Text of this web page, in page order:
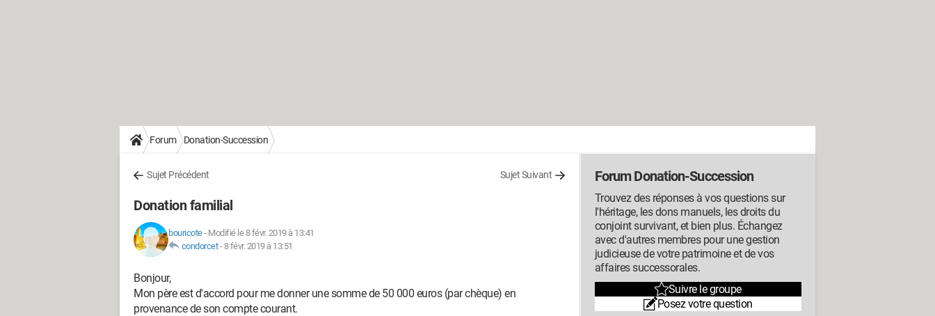
Forum Donation-Succession
Sujet Précédent Sujet Suivant
Donation familial
bouricote- Modifié le 8 févr. 2019 à 13:41
condorcet-8 févr. 2019 à 13:51
Bonjour,
Mon père est d'accord pour me donner une somme de 50 000 euros (par chèque) en
provenance de son compte courant.
Forum Donation-Succession
Trouvez des réponses à vos questions sur
l'héritage, les dons manuels, les droits du
conjoint survivant, et bien plus. Échangez
avec d'autres membres pour une gestion
judicieuse de votre patrimoine et de vos
affaires successorales.
Suivre le groupe
Posez votre question